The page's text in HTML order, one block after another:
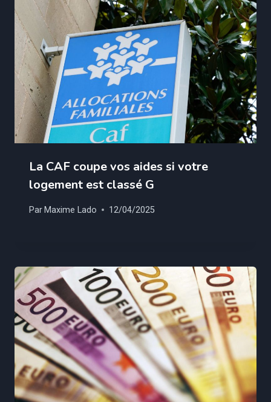
La CAF coupe vos aides si votre
logement est classé G
Par Maxime Lado 12/04/2025